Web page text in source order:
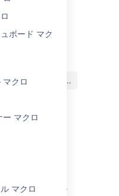
ボード マク
マクロ
ー マクロ
マクロ
いいえ
download
portal
to work for